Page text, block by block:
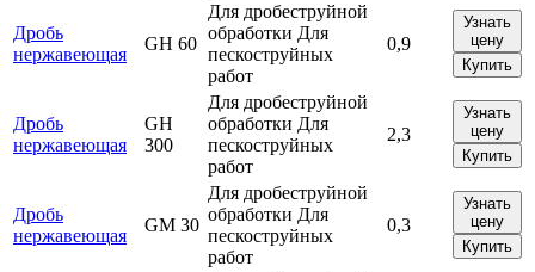
Дробь
нержавеющая
GH 60
Для дробеструйной
обработки Для
пескоструйных
работ
0,9
Узнать
цену
Купить
Дробь
нержавеющая
GH
300
Для дробеструйной
обработки Для
пескоструйных
работ
2,3
Узнать
цену
Купить
Дробь
нержавеющая
GM 30
Для дробеструйной
обработки Для
пескоструйных
работ
0,3
Узнать
цену
Купить